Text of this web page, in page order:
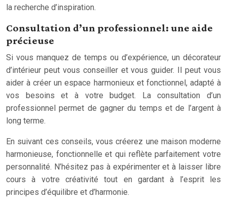
la recherche d’inspiration.
Consultation d’un professionnel: une aide
précieuse
Si vous manquez de temps ou d’expérience, un décorateur
d’intérieur peut vous conseiller et vous guider. Il peut vous
aider à créer un espace harmonieux et fonctionnel, adapté à
vos besoins et à votre budget. La consultation d’un
professionnel permet de gagner du temps et de l’argent à
long terme.
En suivant ces conseils, vous créerez une maison moderne
harmonieuse, fonctionnelle et qui reflète parfaitement votre
personnalité. N’hésitez pas à expérimenter et à laisser libre
cours à votre créativité tout en gardant à l’esprit les
principes d’équilibre et d’harmonie.